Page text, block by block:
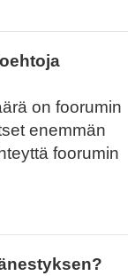
on foorumin
enemmän
foorumin